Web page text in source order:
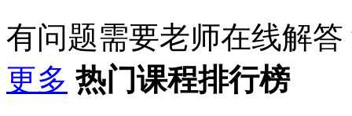
有问题需要老师在线解答
更多 热门课程排行榜